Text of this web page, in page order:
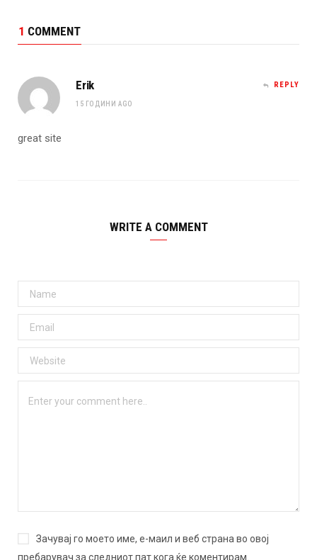
1 COMMENT
Erik
15 ГОДИНИ AGO
REPLY
great site
WRITE A COMMENT
Зачувај го моето име, е-маил и веб страна во овој
пребарувач за следниот пат кога ќе коментирам.